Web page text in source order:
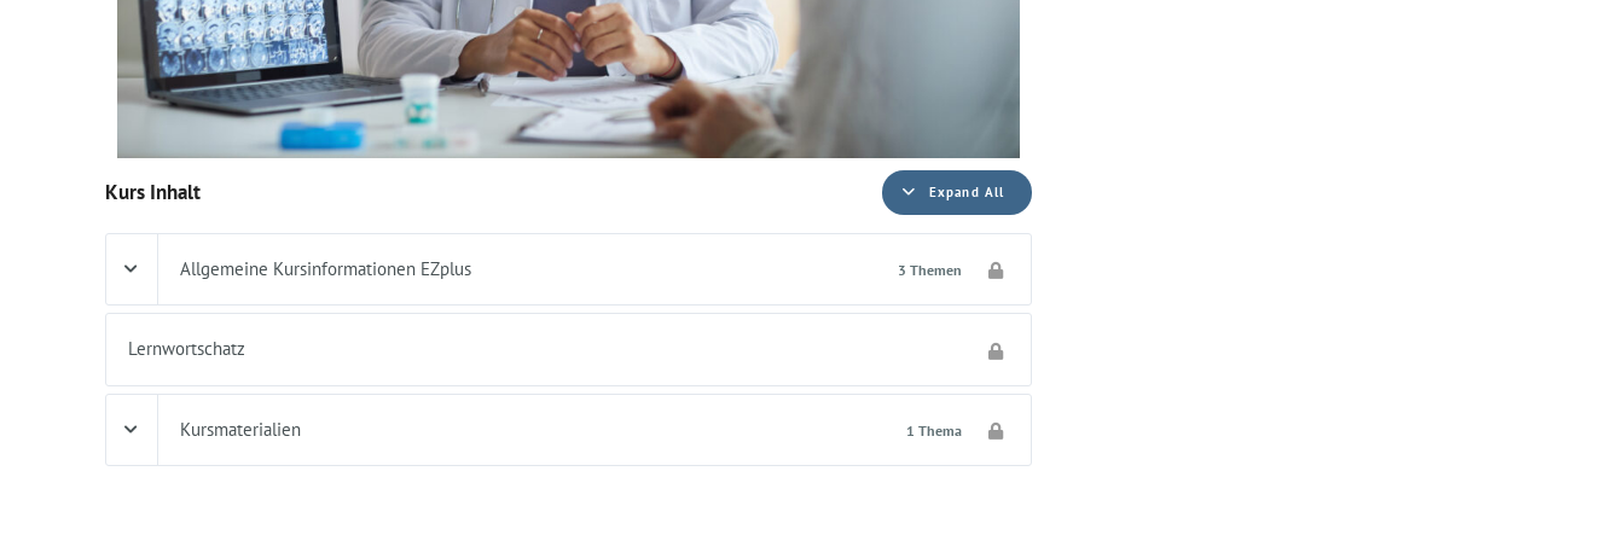
Kurs Inhalt Expand All
Allgemeine Kursinformationen EZplus 3 Themen
Lernwortschatz
Kursmaterialien 1 Thema